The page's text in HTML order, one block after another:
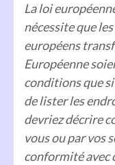
La loi
nécessite que
européens
Européenne
conditions que
de lister les
devriez décrire
vous ou par vos
conformité avec